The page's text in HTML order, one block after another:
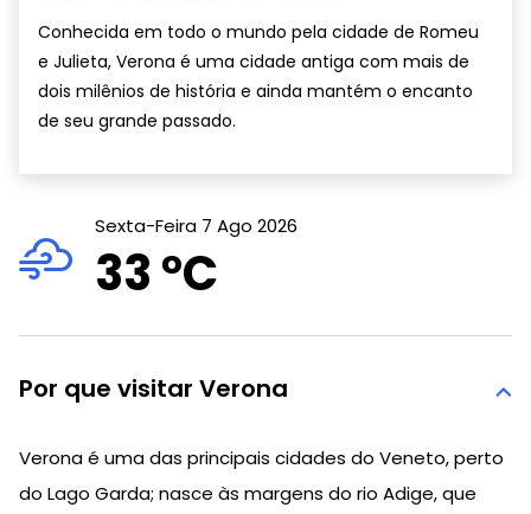
Conhecida em todo o mundo pela cidade de Romeu
e Julieta, Verona é uma cidade antiga com mais de
dois milênios de história e ainda mantém o encanto
de seu grande passado.
Sexta-Feira 7 Ago 2026
33 °C
Por que visitar Verona
Verona é uma das principais cidades do Veneto, perto
do Lago Garda; nasce às margens do rio Adige, que